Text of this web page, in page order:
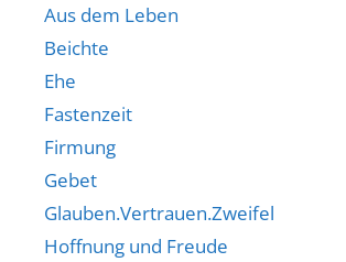
Aus dem Leben
Beichte
Ehe
Fastenzeit
Firmung
Gebet
Glauben.Vertrauen.Zweifel
Hoffnung und Freude